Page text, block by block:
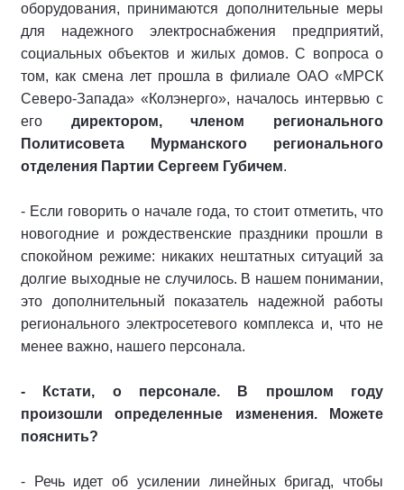
оборудования, принимаются дополнительные меры
для надежного электроснабжения предприятий,
социальных объектов и жилых домов. С вопроса о
том, как смена лет прошла в филиале ОАО «МРСК
Северо-Запада» «Колэнерго», началось интервью с
его директором, членом регионального
Политисовета Мурманского регионального
отделения Партии Сергеем Губичем.
- Если говорить о начале года, то стоит отметить, что
новогодние и рождественские праздники прошли в
спокойном режиме: никаких нештатных ситуаций за
долгие выходные не случилось. В нашем понимании,
это дополнительный показатель надежной работы
регионального электросетевого комплекса и, что не
менее важно, нашего персонала.
- Кстати, о персонале. В прошлом году
произошли определенные изменения. Можете
пояснить?
- Речь идет об усилении линейных бригад, чтобы